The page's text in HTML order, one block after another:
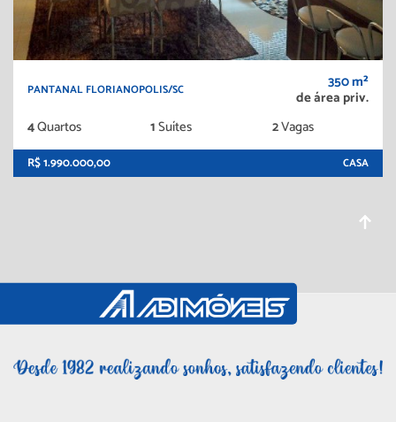
PANTANAL FLORIANOPOLIS/SC 350 m²
de área priv.
4Quartos 1Suítes 2Vagas
R$ 1.990.000,00 CASA